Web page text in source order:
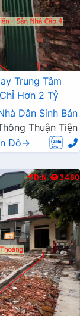
Trung Tâm
Hơn 2 Tỷ
Dân Sinh Bán
Thuận Tiện
Đô→
Đ.N 3480